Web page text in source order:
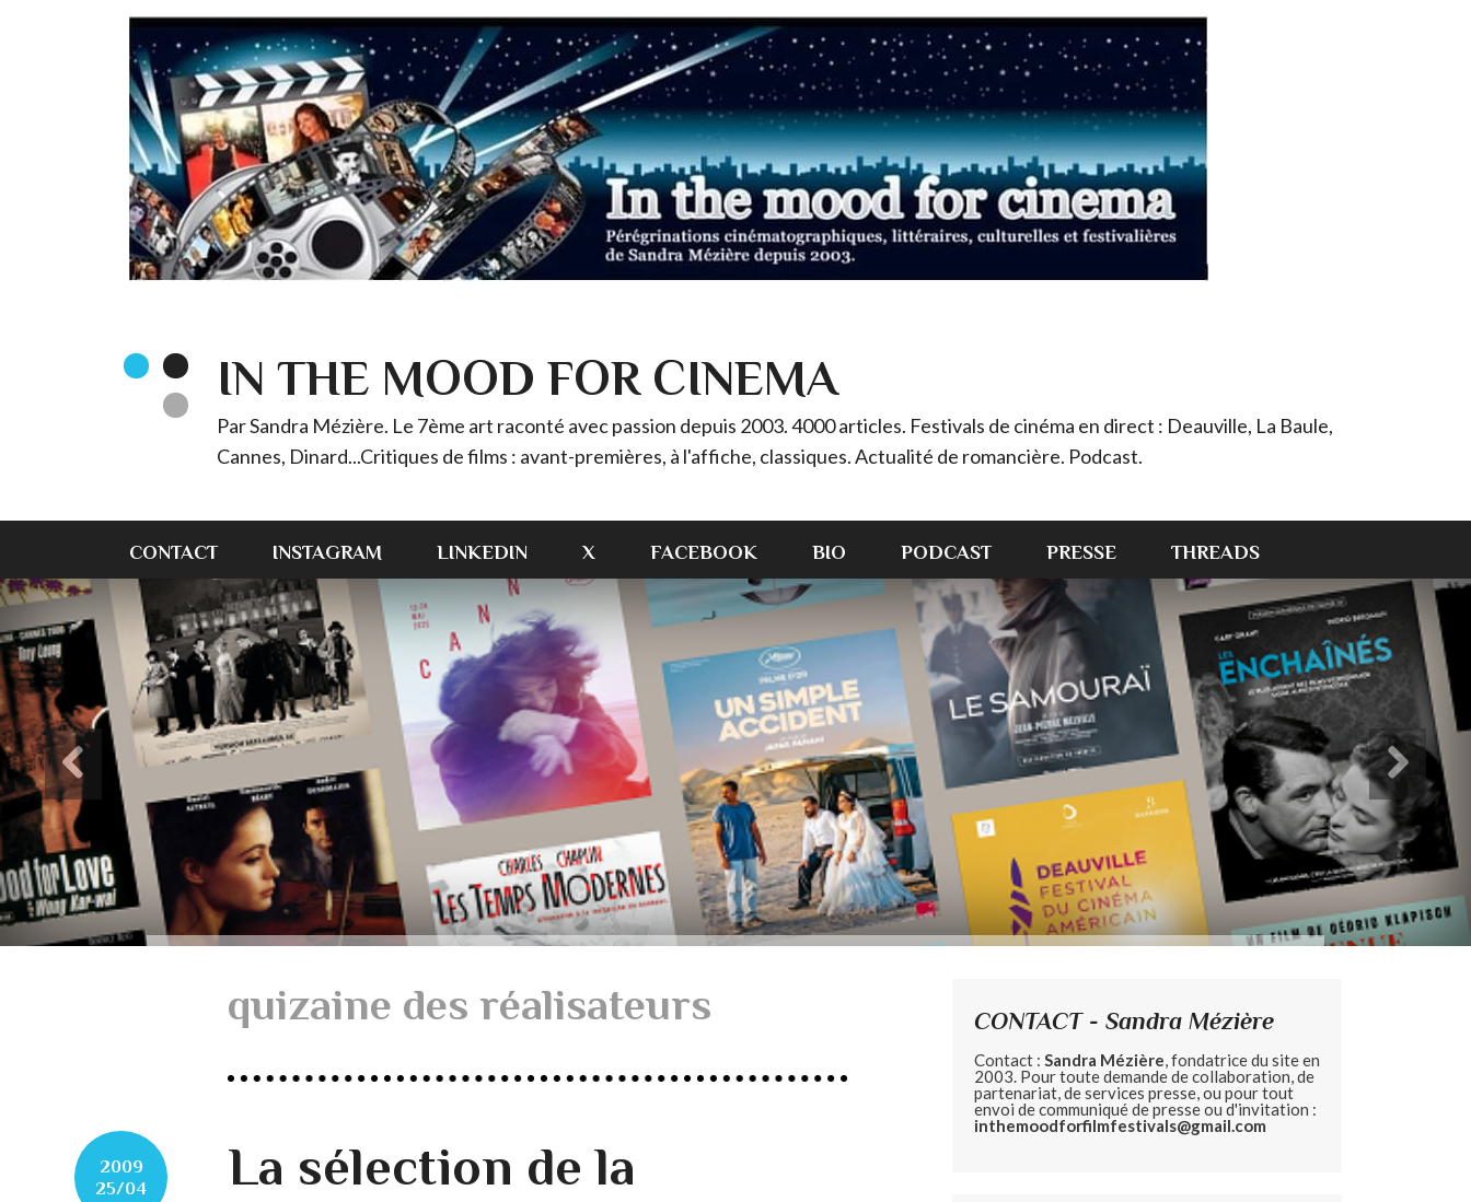
IN THE MOOD FOR CINEMA
Par Sandra Mézière. Le 7ème art raconté avec passion depuis 2003. 4000 articles. Festivals de cinéma en direct : Deauville, La Baule,
Cannes, Dinard...Critiques de films : avant-premières, à l'affiche, classiques. Actualité de romancière. Podcast.
CONTACT INSTAGRAM LINKEDIN X FACEBOOK BIO PODCAST PRESSE THREADS
quizaine des réalisateurs
2009
25/04
La sélection de la
CONTACT - Sandra Mézière
Contact : Sandra Mézière, fondatrice du site en
2003. Pour toute demande de collaboration, de
partenariat, de services presse, ou pour tout
envoi de communiqué de presse ou d'invitation :
inthemoodforfilmfestivals@gmail.com